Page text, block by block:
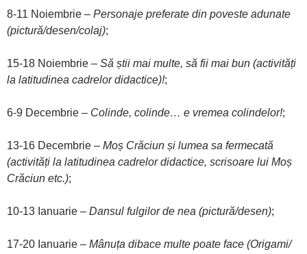
8-11 Noiembrie – Personaje preferate din poveste adunate
(pictură/desen/colaj);
15-18 Noiembrie – Să știi mai multe, să fii mai bun (activități
la latitudinea cadrelor didactice)!;
6-9 Decembrie – Colinde, colinde… e vremea colindelor!;
13-16 Decembrie – Moș Crăciun și lumea sa fermecată
(activități la latitudinea cadrelor didactice, scrisoare lui Moș
Crăciun etc.);
10-13 Ianuarie – Dansul fulgilor de nea (pictură/desen);
17-20 Ianuarie – Mânuța dibace multe poate face (Origami/